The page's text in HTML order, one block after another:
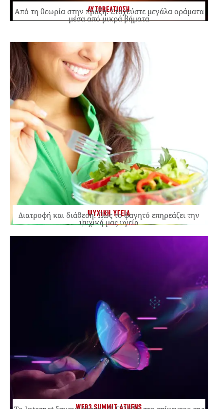
ΑΥΤΟΒΕΛΤΙΩΣΗ
Από τη θεωρία στην πράξη: Στοχεύστε μεγάλα οράματα
μέσα από μικρά βήματα
ΨΥΧΙΚΗ ΥΓΕΙΑ
Διατροφή και διάθεση: Πώς το φαγητό επηρεάζει την
ψυχική μας υγεία